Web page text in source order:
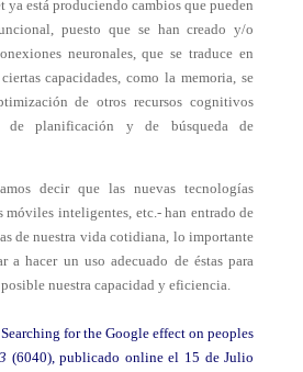
ya está produciendo cambios que pueden
puesto que se han creado y/o
neuronales, que se traduce en
capacidades, como la memoria, se
de otros recursos cognitivos
de planificación y de búsqueda de
decir que las nuevas tecnologías
móviles inteligentes, etc.- han entrado de
de nuestra vida cotidiana, lo importante
a hacer un uso adecuado de éstas para
nuestra capacidad y eficiencia.
Searching for the Google effect on peoples
(6040), publicado online el 15 de Julio